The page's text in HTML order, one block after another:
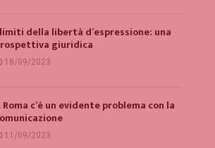
della libertà d’espressione: una
giuridica
18/09/2023
Roma c’è un evidente problema con la
11/09/2023